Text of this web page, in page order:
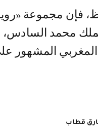
فإن مجموعة
محمد السادس،
المغربي المشهور
قطاب